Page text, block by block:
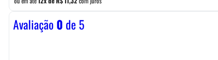
Avaliação0 de 5